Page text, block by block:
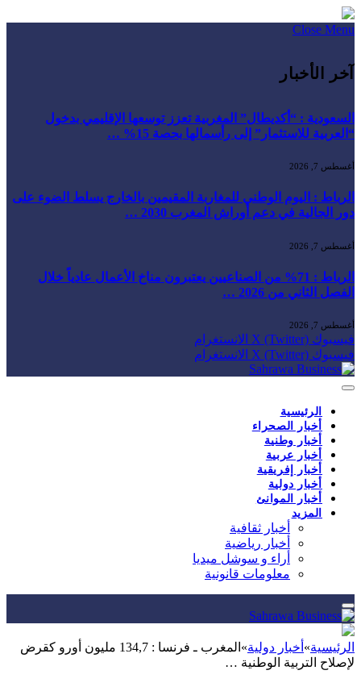
Close Menu
آخر الأخبار
السعودية : “أكديطال” المغربية تعزز توسعها الإقليمي بدخول
“العربية للاستثمار” إلى رأسمالها بحصة 15% …
أغسطس 7, 2026
الرباط : اليوم الوطني للمغاربة المقيمين بالخارج يسلط الضوء على
دور الجالية في دعم أوراش المغرب 2030 …
أغسطس 7, 2026
الرباط : 71% من الصناعيين يعتبرون مناخ الأعمال عادياً خلال
الفصل الثاني من 2026 …
أغسطس 7, 2026
فيسبوك X (Twitter) الانستغرام
فيسبوك X (Twitter) الانستغرام
الرئيسية
أخبار الصحراء
أخبار وطنية
أخبار عربية
أخبار إفريقية
أخبار دولية
أخبار الموانئ
المزيد
أخبار ثقافية
أخبار رياضية
أراء و سوشل ميديا
معلومات قانونية
الرئيسية» أخبار دولية»
المغرب ـ فرنسا : 134,7 مليون أورو كقرض
لإصلاح التربية الوطنية …